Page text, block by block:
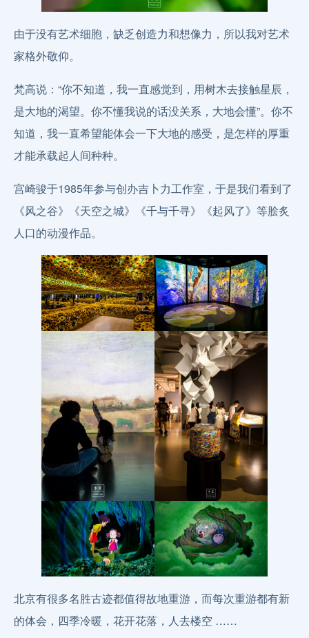
由于没有艺术细胞，缺乏创造力和想像力，所以我对艺术
家格外敬仰。
梵高说：“你不知道，我一直感觉到，用树木去接触星辰，
是大地的渴望。你不懂我说的话没关系，大地会懂”。你不
知道，我一直希望能体会一下大地的感受，是怎样的厚重
才能承载起人间种种。
宫崎骏于1985年参与创办吉卜力工作室，于是我们看到了
《风之谷》《天空之城》《千与千寻》《起风了》等脍炙
人口的动漫作品。
北京有很多名胜古迹都值得故地重游，而每次重游都有新
的体会，四季冷暖，花开花落，人去楼空 ……